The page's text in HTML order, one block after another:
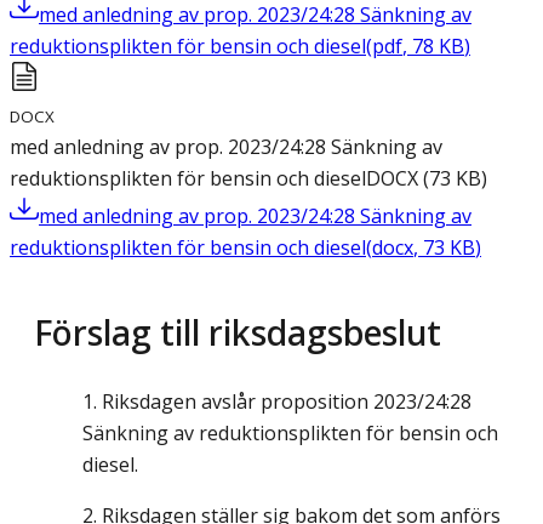
med anledning av prop. 2023/24:28 Sänkning av
reduktionsplikten för bensin och diesel(pdf, 78 KB)
DOCX
med anledning av prop. 2023/24:28 Sänkning av
reduktionsplikten för bensin och dieselDOCX(73 KB)
med anledning av prop. 2023/24:28 Sänkning av
reduktionsplikten för bensin och diesel(docx, 73 KB)
Förslag till riksdagsbeslut
Riksdagen avslår proposition 2023/24:28
Sänkning av reduktionsplikten för bensin och
diesel.
Riksdagen ställer sig bakom det som anförs